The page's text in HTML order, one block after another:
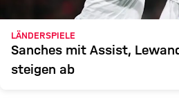
LÄNDERSPIELE
Sanches mit Assist,
steigen ab